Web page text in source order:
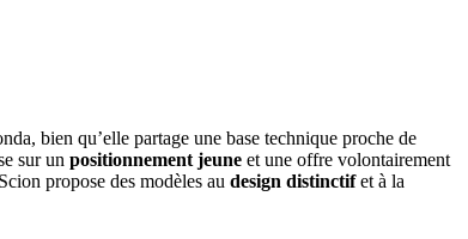
bien qu’elle partage une base technique proche de
sur un positionnement jeune et une offre volontairement
propose des modèles au design distinctifet à la